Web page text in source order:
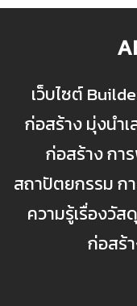
เว็บไซต์
ก่อสร้าง มุ่งนำเ
ก่อสร้าง ก
สถาปัตยกรรม ก
ความรู้เรื่องวัส
ก่อสร้